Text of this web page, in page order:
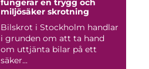
fungerar en trygg och
miljösäker skrotning
Bilskrot i Stockholm handlar
i grunden om att ta hand
om uttjänta bilar på ett
säker...